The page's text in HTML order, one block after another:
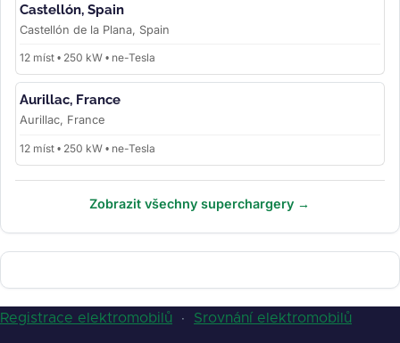
Castellón, Spain
Castellón de la Plana, Spain
12 míst • 250 kW • ne-Tesla
Aurillac, France
Aurillac, France
12 míst • 250 kW • ne-Tesla
Zobrazit všechny superchargery →
Registrace elektromobilů · Srovnání elektromobilů